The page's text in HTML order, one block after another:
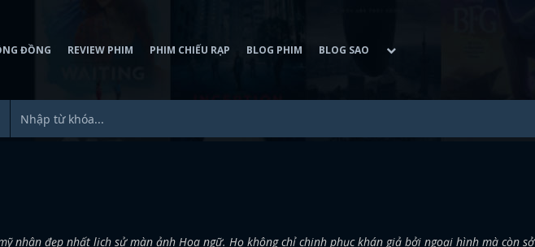
ĐỒNG REVIEW PHIM PHIM CHIẾU RẠP BLOG PHIM BLOG SAO
nhân đẹp nhất lịch sử màn ảnh Hoa ngữ. Họ không chỉ chinh phục khán giả bởi ngoại hình mà còn sở